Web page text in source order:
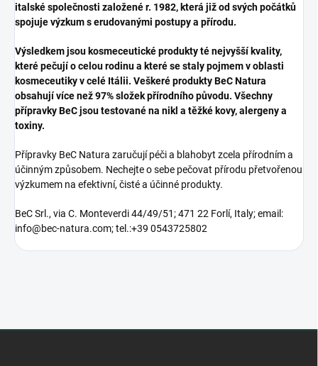
italské společnosti založené r. 1982, která již od svých počátků
spojuje výzkum s erudovanými postupy a přírodu.
Výsledkem jsou kosmeceutické produkty té nejvyšší kvality,
které pečují o celou rodinu a které se staly pojmem v oblasti
kosmeceutiky v celé Itálii. Veškeré produkty BeC Natura
obsahují více než 97% složek přírodního původu. Všechny
přípravky BeC jsou testované na nikl a těžké kovy, alergeny a
toxiny.
Přípravky BeC Natura zaručují péči a blahobyt zcela přírodním a
účinným způsobem. Nechejte o sebe pečovat přírodu přetvořenou
výzkumem na efektivní, čisté a účinné produkty.
BeC Srl., via C. Monteverdi 44/49/51; 471 22 Forlí, Italy; email:
info@bec-natura.com; tel.:+39 0543725802